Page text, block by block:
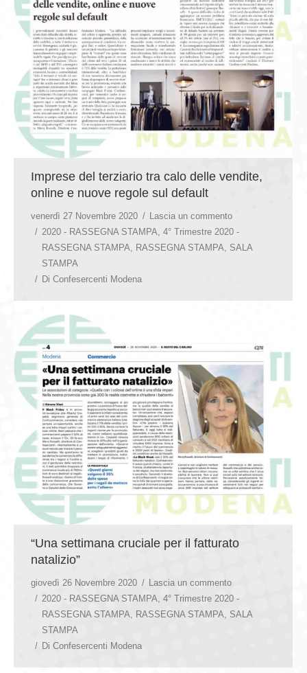
Imprese del terziario tra calo delle vendite,
online e nuove regole sul default
venerdì 27 Novembre 2020
Lascia un commento
2020 - RASSEGNA STAMPA, 4° Trimestre 2020 -
RASSEGNA STAMPA, RASSEGNA STAMPA, SALA
STAMPA
Di Confesercenti Modena
“Una settimana cruciale per il fatturato
natalizio”
giovedì 26 Novembre 2020
Lascia un commento
2020 - RASSEGNA STAMPA 4° Trimestre 2020 -
RASSEGNA STAMPA
RASSEGNA STAMPA
SALA
STAMPA
Di Confesercenti Modena